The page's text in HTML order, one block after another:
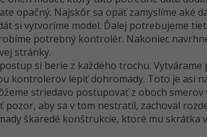
opačný. Najskôr sa opäť zamyslíme aké
si vytvoríme model. Ďalej potrebujeme
potrebný kontrolér. Nakoniec
stránky.
si berie z každého trochu. Vytvárame
kontrolerov lepiť dohromady. Toto je asi
striedavo postupovať z oboch smerov
pozor, aby sa v tom nestratil, zachoval
škaredé konštrukcie, ktoré mu skrátka